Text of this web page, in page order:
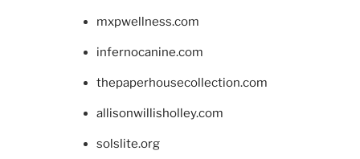
mxpwellness.com
infernocanine.com
thepaperhousecollection.com
allisonwillisholley.com
solslite.org